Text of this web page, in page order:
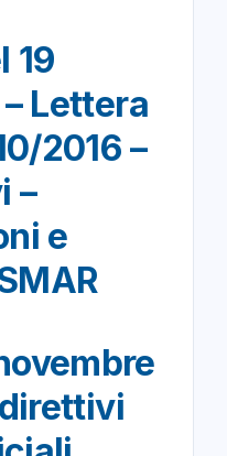
19
Lettera
2016 –
–
e